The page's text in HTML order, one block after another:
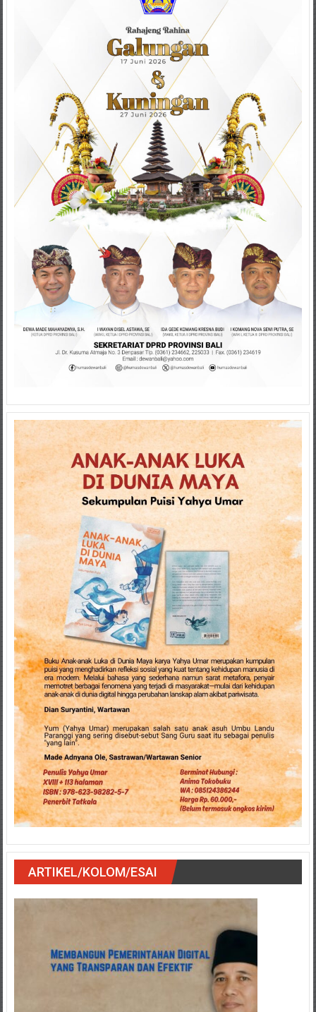
ARTIKEL/KOLOM/ESAI